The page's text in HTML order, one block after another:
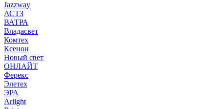
Jazzway
АСТЗ
ВАТРА
Владасвет
Комтех
Ксенон
Новый свет
ОНЛАЙТ
Ферекс
Элетех
ЭРА
Arlight